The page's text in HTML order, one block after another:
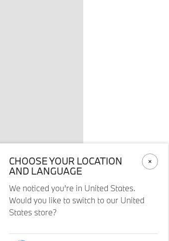
CHOOSE YOUR LOCATION
AND LANGUAGE
We noticed you’re in United States.
Would you like to switch to our United
States store?